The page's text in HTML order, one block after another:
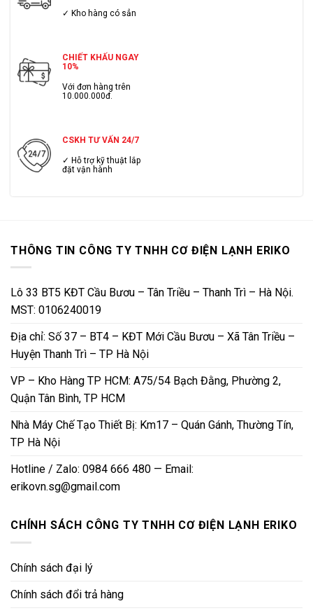
✓ Kho hàng có sẳn
CHIẾT KHẤU NGAY
10%
Với đơn hàng trên
10.000.000đ.
CSKH TƯ VẤN 24/7
✓ Hỗ trợ kỹ thuật lắp
đặt vận hành
THÔNG TIN CÔNG TY TNHH CƠ ĐIỆN LẠNH ERIKO
Lô 33 BT5 KĐT Cầu Bươu – Tân Triều – Thanh Trì – Hà Nội.
MST: 0106240019
Địa chỉ: Số 37 – BT4 – KĐT Mới Cầu Bươu – Xã Tân Triều –
Huyện Thanh Trì – TP Hà Nội
VP – Kho Hàng TP HCM: A75/54 Bạch Đằng, Phường 2,
Quận Tân Bình, TP HCM
Nhà Máy Chế Tạo Thiết Bị: Km17 – Quán Gánh, Thường Tín,
TP Hà Nội
Hotline / Zalo: 0984 666 480 — Email:
erikovn.sg@gmail.com
CHÍNH SÁCH CÔNG TY TNHH CƠ ĐIỆN LẠNH ERIKO
Chính sách đại lý
Chính sách đổi trả hàng